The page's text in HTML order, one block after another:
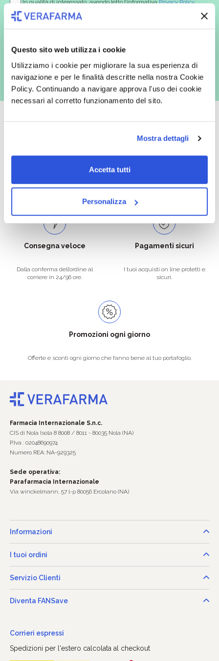
Questo sito web utilizza i cookie
Utilizziamo i cookie per migliorare la sua esperienza di
navigazione e per le finalità descritte nella nostra Cookie
Policy. Continuando a navigare approva l'uso dei cookie
necessari al corretto funzionamento del sito.
Mostra dettagli
Accetta tutti
Personalizza
In qualità di interessato, avendo letto l’informativaPrivacy Policy
redatta ai sensi del Regolamento EU 2016/679, acconsento
espressamente al trattamento dei miei dati personali per finalità
es. posta cartacea)
Catalogo prodotti ampio e completo
Con un acquisto minimo di 29.90 €
Spedizioni in tutta Europa a 20€.
Consegna veloce
Dalla conferma dell’ordine al
corriere in 24/96 ore.
Pagamenti sicuri
I tuoi acquisti on line protetti e
sicuri.
Promozioni ogni giorno
Offerte e sconti ogni giorno che fanno bene al tuo portafoglio.
Farmacia Internazionale S.n.c.
CIS di Nola Isola 8 8008 / 8011 - 80035 Nola (NA)
P.Iva : 02048690974
Numero REA: NA-929325
Sede operativa:
Parafarmacia Internazionale
Via winckelmann, 57 l-p 80056 Ercolano (NA)
Informazioni
I tuoi ordini
Servizio Clienti
Diventa FANSave
Corrieri espressi
Spedizioni per l'estero calcolata al checkout